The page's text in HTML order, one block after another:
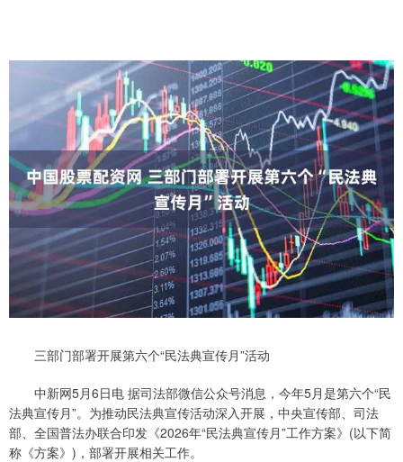
三部门部署开展第六个“民法典宣传月”活动
中新网5月6日电 据司法部微信公众号消息，今年5月是第六个“民
法典宣传月”。为推动民法典宣传活动深入开展，中央宣传部、司法
部、全国普法办联合印发《2026年“民法典宣传月”工作方案》(以下简
称《方案》)，部署开展相关工作。